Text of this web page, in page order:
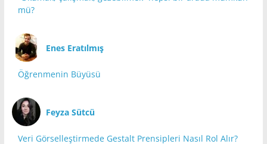
mü?
Enes Eratılmış
Öğrenmenin Büyüsü
Feyza Sütcü
Veri Görselleştirmede Gestalt Prensipleri Nasıl Rol Alır?